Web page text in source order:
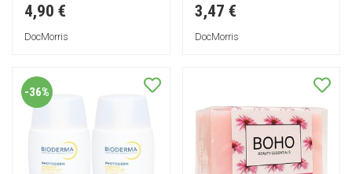
4,90 €
DocMorris
3,47 €
DocMorris
-36%